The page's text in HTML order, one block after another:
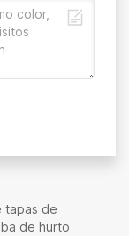
tapas de
de hurto